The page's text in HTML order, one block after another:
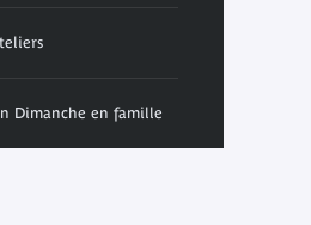
Dimanche en famille